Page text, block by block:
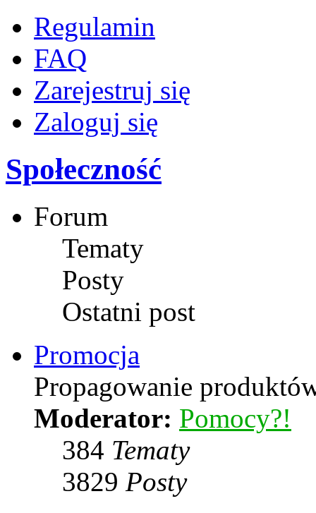
Regulamin
FAQ
Zarejestruj się
Zaloguj się
Społeczność
Forum
Tematy
Posty
Ostatni post
Promocja
Propagowanie
Moderator: Pomocy?!
384 Tematy
3829 Posty